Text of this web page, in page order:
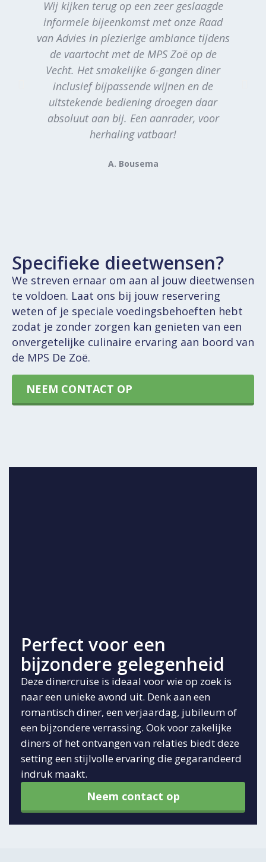
Wij kijken terug op een zeer geslaagde
informele bijeenkomst met onze Raad
van Advies in plezierige ambiance tijdens
de vaartocht met de MPS Zoë op de
Vecht. Het smakelijke 6-gangen diner
inclusief bijpassende wijnen en de
uitstekende bediening droegen daar
absoluut aan bij. Een aanrader, voor
herhaling vatbaar!
A. Bousema
Specifieke dieetwensen?
We streven ernaar om aan al jouw dieetwensen
te voldoen. Laat ons bij jouw reservering
weten of je speciale voedingsbehoeften hebt
zodat je zonder zorgen kan genieten van een
onvergetelijke culinaire ervaring aan boord van
de MPS De Zoë.
NEEM CONTACT OP
Perfect voor een
bijzondere gelegenheid
Deze dinercruise is ideaal voor wie op zoek is
naar een unieke avond uit. Denk aan een
romantisch diner, een verjaardag, jubileum of
een bijzondere verrassing. Ook voor zakelijke
diners of het ontvangen van relaties biedt deze
setting een stijlvolle ervaring die gegarandeerd
indruk maakt.
Neem contact op